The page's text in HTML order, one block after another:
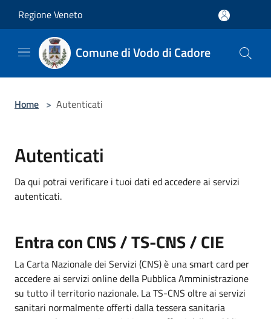
Regione Veneto
Comune di Vodo di Cadore
Home > Autenticati
Autenticati
Da qui potrai verificare i tuoi dati ed accedere ai servizi
autenticati.
Entra con CNS / TS-CNS / CIE
La Carta Nazionale dei Servizi (CNS) è una smart card per
accedere ai servizi online della Pubblica Amministrazione
su tutto il territorio nazionale. La TS-CNS oltre ai servizi
sanitari normalmente offerti dalla tessera sanitaria